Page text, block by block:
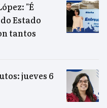
"É
Estado
tantos
jueves 6